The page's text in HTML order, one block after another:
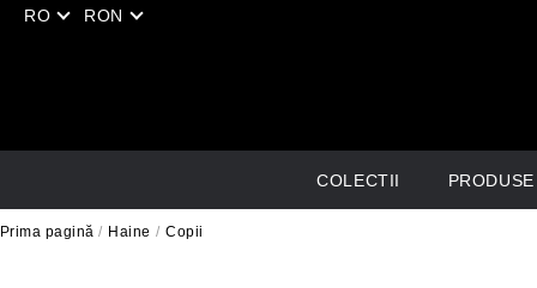
RO RON
Nu ai cont? Creează-ți un cont în magazinul
COLECTII
Prima pagină Haine Copii